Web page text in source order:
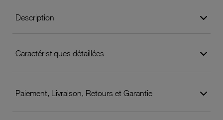
Description
Caractéristiques détaillées
Paiement, Livraison, Retours et Garantie